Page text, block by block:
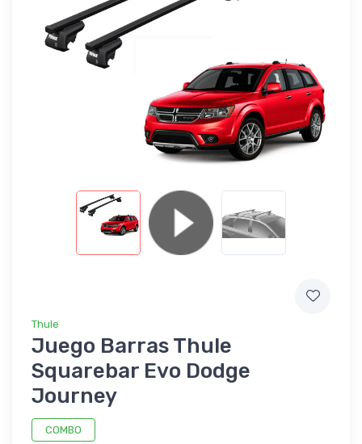
Thule
Juego Barras Thule
Squarebar Evo Dodge
Journey
COMBO